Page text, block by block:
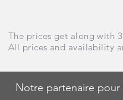
The prices get along with
All prices and availability
Notre partenaire pour